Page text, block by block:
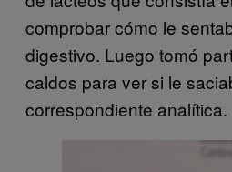
comprobar cómo le
digestivo. Luego tomó
caldos para ver si le
correspondiente analítica.